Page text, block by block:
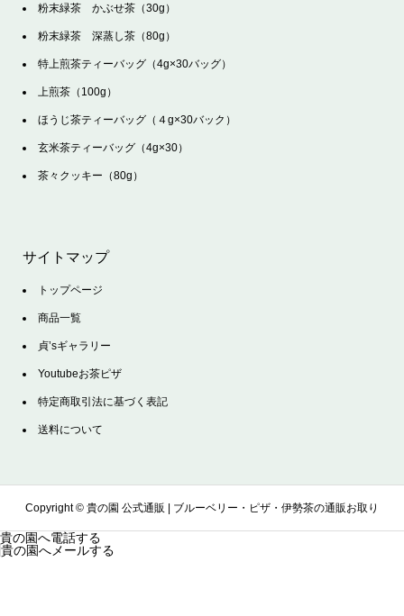
粉末緑茶 かぶせ茶（30g）
粉末緑茶 深蒸し茶（80g）
特上煎茶ティーバッグ（4g×30バッグ）
上煎茶（100g）
ほうじ茶ティーバッグ（４g×30バック）
玄米茶ティーバッグ（4g×30）
茶々クッキー（80g）
サイトマップ
トップページ
商品一覧
貞’sギャラリー
Youtubeお茶ピザ
特定商取引法に基づく表記
送料について
Copyright © 貴の園 公式通販 | ブルーベリー・ピザ・伊勢茶の通販お取り
貴の園へ電話する
貴の園へメールする